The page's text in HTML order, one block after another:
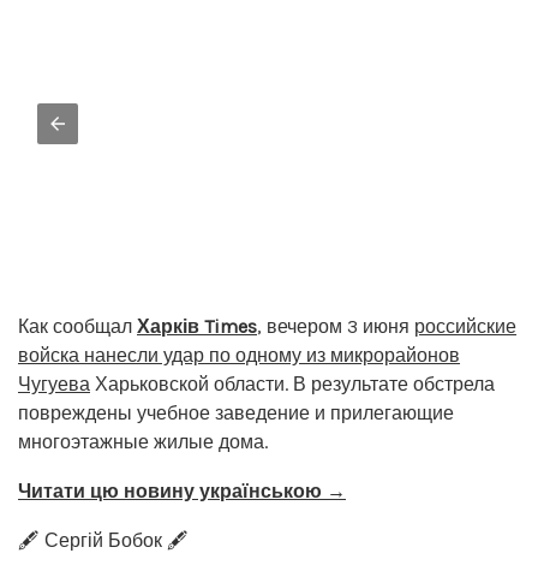
Как сообщал Харків Times, вечером 3 июня российские
войска нанесли удар по одному из микрорайонов
Чугуева Харьковской области. В результате обстрела
повреждены учебное заведение и прилегающие
многоэтажные жилые дома.
Читати цю новину українською →
🖋️ Сергій Бобок 🖋️